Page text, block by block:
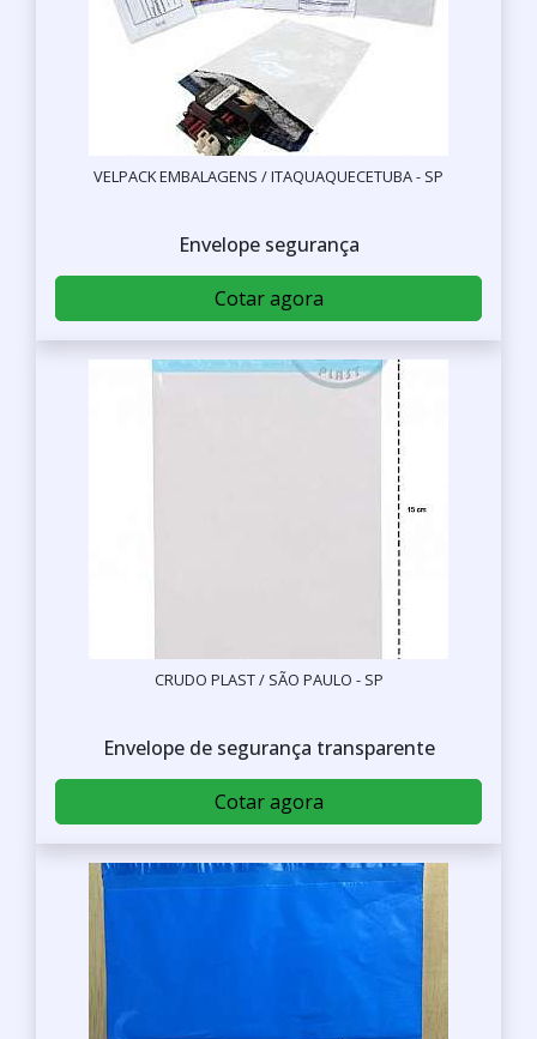
VELPACK EMBALAGENS / ITAQUAQUECETUBA - SP
Envelope segurança
Cotar agora
CRUDO PLAST / SÃO PAULO - SP
Envelope de segurança transparente
Cotar agora